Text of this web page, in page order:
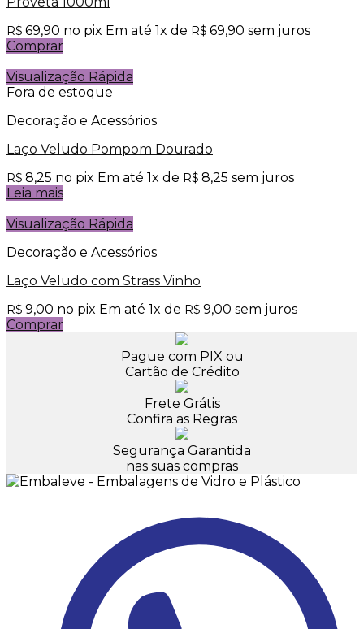
R$ 69,90 no pix Em até 1x de R$ 69,90 sem juros
Comprar
Visualização Rápida
Fora de estoque
Decoração e Acessórios
Laço Veludo Pompom Dourado
R$ 8,25 no pix Em até 1x de R$ 8,25 sem juros
Leia mais
Visualização Rápida
Decoração e Acessórios
Laço Veludo com Strass Vinho
R$ 9,00 no pix Em até 1x de R$ 9,00 sem juros
Comprar
Pague com PIX ou
Cartão de Crédito
Frete Grátis
Confira as Regras
Segurança Garantida
nas suas compras